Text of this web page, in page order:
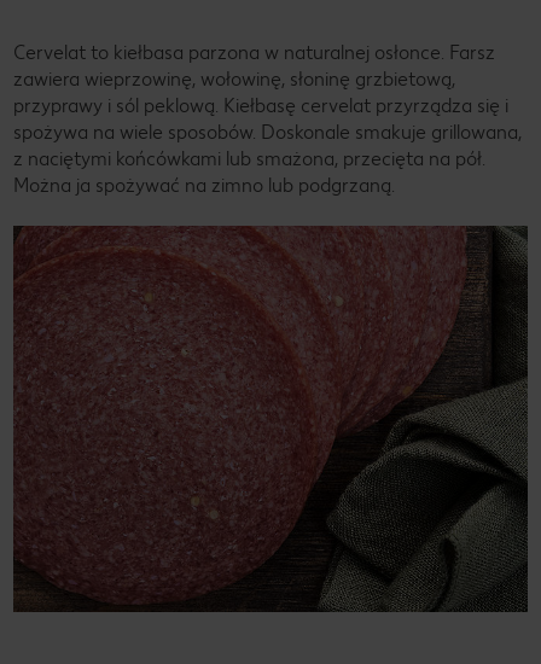
Cervelat to kiełbasa parzona w naturalnej osłonce. Farsz
zawiera wieprzowinę, wołowinę, słoninę grzbietową,
przyprawy i sól peklową. Kiełbasę cervelat przyrządza się i
spożywa na wiele sposobów. Doskonale smakuje grillowana,
z naciętymi końcówkami lub smażona, przecięta na pół.
Można ja spożywać na zimno lub podgrzaną.